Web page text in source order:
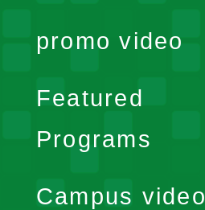
promo video
Featured
Programs
Campus video